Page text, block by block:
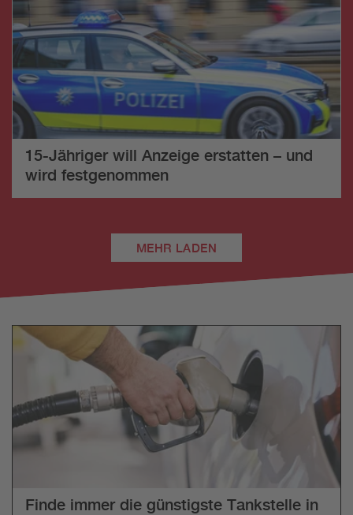
15-Jähriger will Anzeige erstatten – und
wird festgenommen
MEHR LADEN
Finde immer die günstigste Tankstelle in